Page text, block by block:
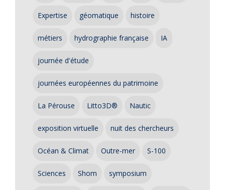
Expertise géomatique histoire
métiers hydrographie française IA
journée d'étude
journées européennes du patrimoine
La Pérouse Litto3D® Nautic
exposition virtuelle nuit des chercheurs
Océan & Climat Outre-mer S-100
Sciences Shom symposium